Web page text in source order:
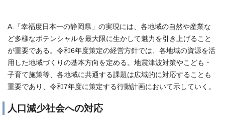
A.「幸福度日本一の静岡県」の実現には、各地域の自然や産業な
ど多様なポテンシャルを最大限に生かして魅力を引き上げること
が重要である。令和6年度策定の経営方針では、各地域の資源を活
用した地域づくりの基本方向を定める。地震津波対策やこども・
子育て施策等、各地域に共通する課題は広域的に対応することも
重要であり、令和7年度に策定する行動計画において示していく。
人口減少社会への対応